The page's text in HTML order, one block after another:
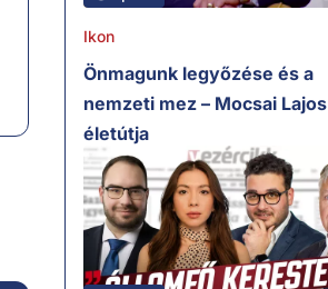
Ikon
Önmagunk legyőzése és a
nemzeti mez – Mocsai Lajos
életútja